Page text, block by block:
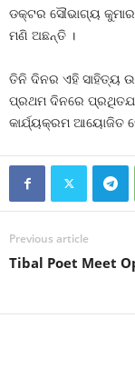
ଡକ୍ଟର ସୌଭାଗ୍ୟ କୁମାର
ମଣି ଅଛନ୍ତି ।
ତିନି ଦିନର ଏହି ସାହିତ୍ୟ
ପ୍ରଥମ ଦିନରେ
କାର୍ଯ୍ୟକ୍ରମ ଆୟୋଜିତ
Previous article
Tibal Poet Meet